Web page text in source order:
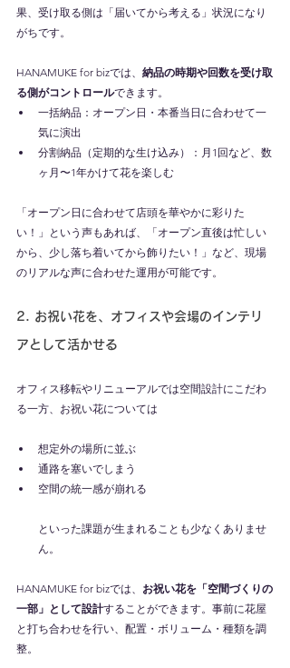
果、受け取る側は「届いてから考える」状況になり
がちです。
HANAMUKE for bizでは、 納品の時期や回数を受け取
る側がコントロールできます。
一括納品：オープン日・本番当日に合わせて一
気に演出
分割納品（定期的な生け込み）：月1回など、数
ヶ月〜1年かけて花を楽しむ
「オープン日に合わせて店頭を華やかに彩りた
い！」という声もあれば、「オープン直後は忙しい
から、少し落ち着いてから飾りたい！」など、現場
のリアルな声に合わせた運用が可能です。
2. お祝い花を、オフィスや会場のインテリ
アとして活かせる
オフィス移転やリニューアルでは空間設計にこだわ
る一方、お祝い花については
想定外の場所に並ぶ
通路を塞いでしまう
空間の統一感が崩れる
といった課題が生まれることも少なくありませ
ん。
HANAMUKE for bizでは、 お祝い花を「空間づくりの
一部」として設計することができます。事前に花屋
と打ち合わせを行い、配置・ボリューム・種類を調
整。